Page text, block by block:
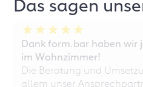
Dank form.bar haben wir
im Wohnzimmer!
Die Beratung und
allem unser